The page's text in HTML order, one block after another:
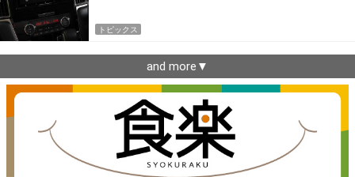
トピックス
and more▼